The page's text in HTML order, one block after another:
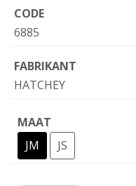
CODE
6885
FABRIKANT
HATCHEY
MAAT
JM
JS